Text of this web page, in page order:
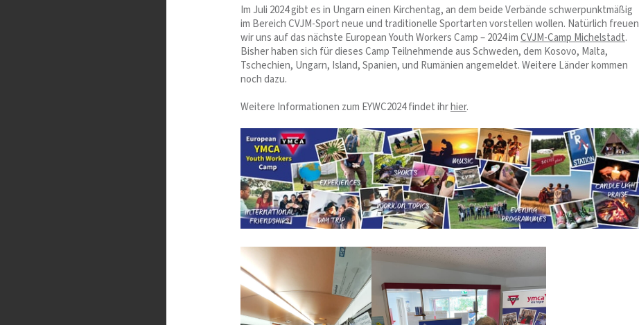
Im Juli 2024 gibt es in Ungarn einen Kirchentag, an dem beide Verbände schwerpunktmäßig
im Bereich CVJM-Sport neue und traditionelle Sportarten vorstellen wollen. Natürlich freuen
wir uns auf das nächste European Youth Workers Camp – 2024 imCVJM-Camp Michelstadt.
Bisher haben sich für dieses Camp Teilnehmende aus Schweden, dem Kosovo, Malta,
Tschechien, Ungarn, Island, Spanien, und Rumänien angemeldet. Weitere Länder kommen
noch dazu.
Weitere Informationen zum EYWC2024 findet ihrhier.